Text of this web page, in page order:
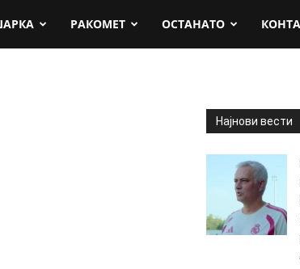
РАКОМЕТ ОСТАНАТО
Најнови вести